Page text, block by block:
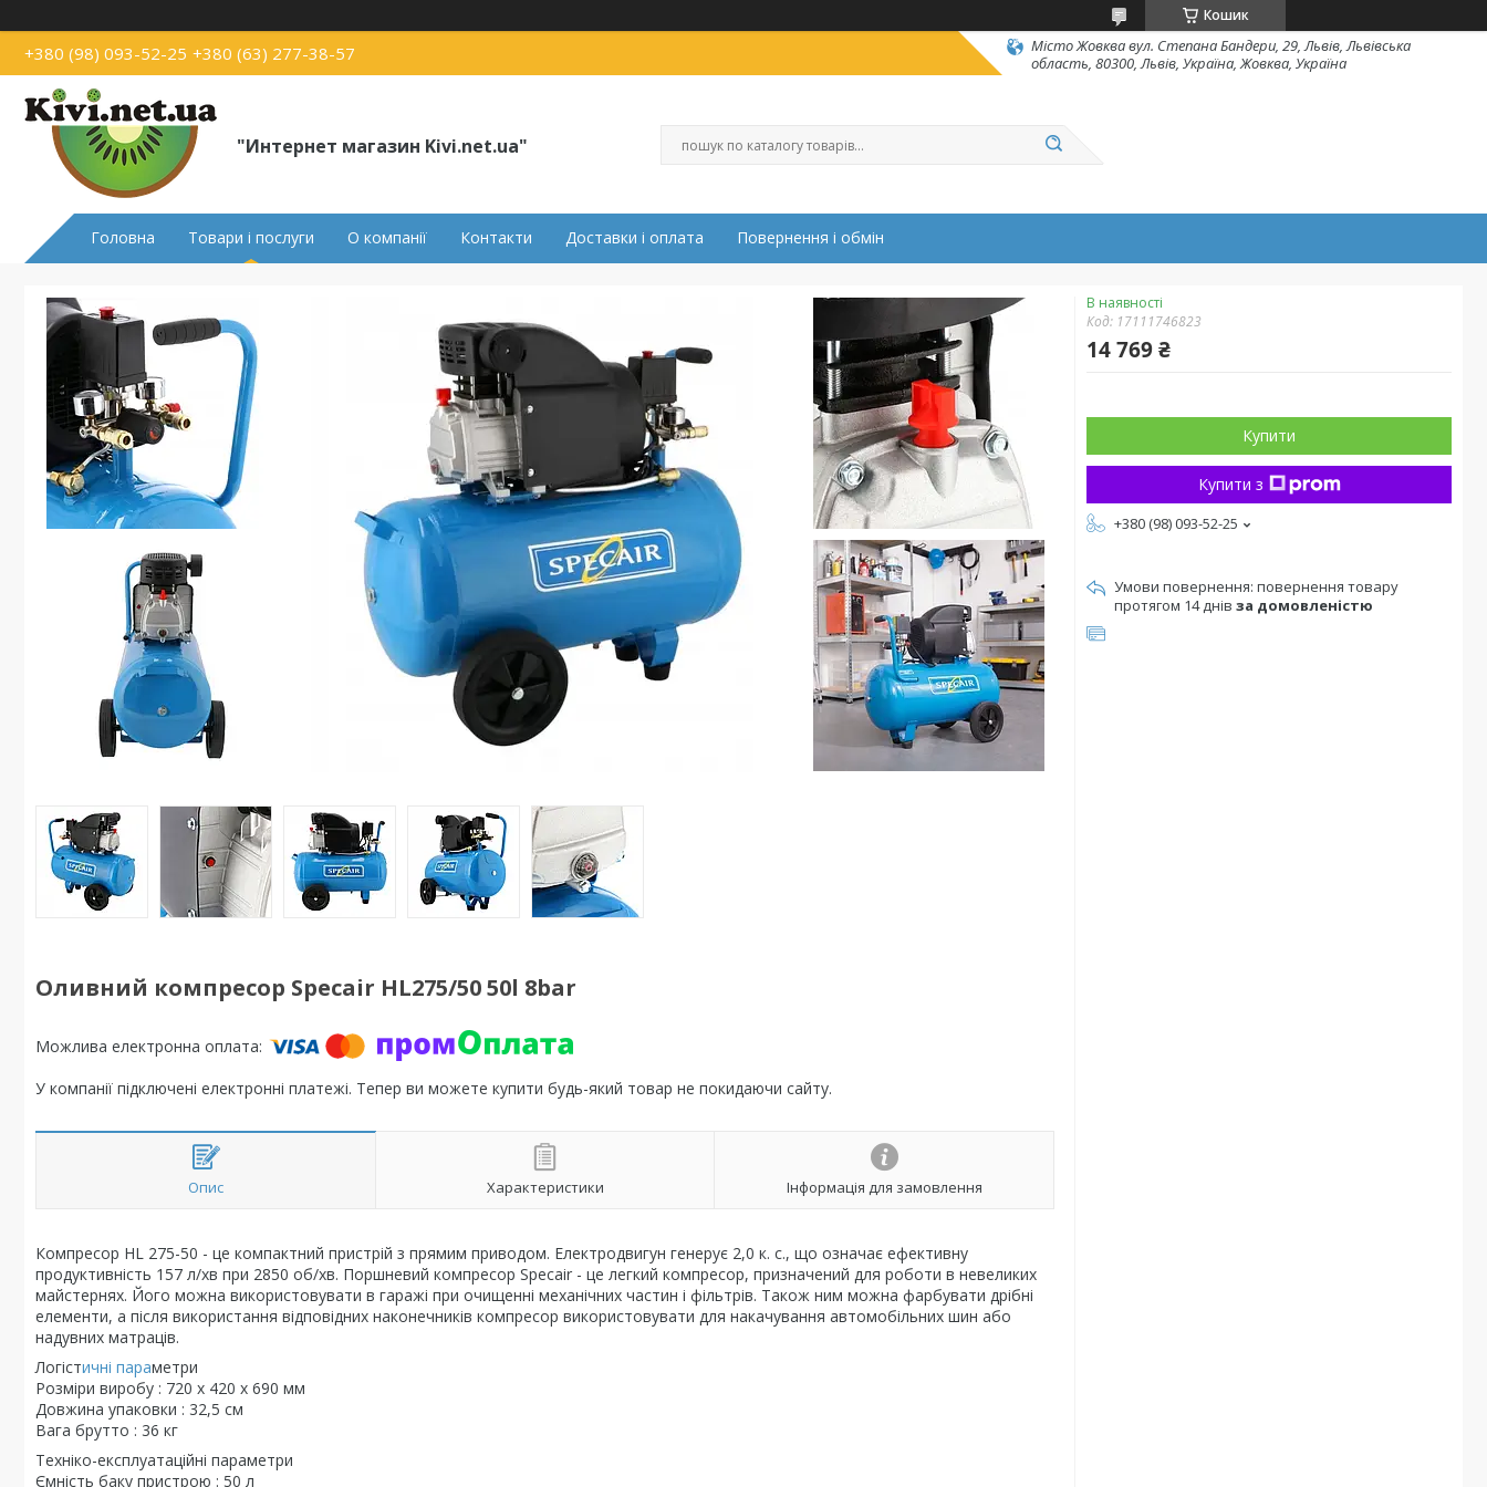
Кошик
+380 (98) 093-52-25 +380 (63) 277-38-57
Місто Жовква вул. Степана Бандери, 29, Львів, Львівська
область, 80300, Львів, Україна, Жовква, Україна
"Интернет магазин Kivi.net.ua"
Головна Товари і послуги О компанії Контакти Доставки і оплата Повернення і обмін
Оливний компресор Specair HL275/50 50l 8bar
У компанії підключені електронні платежі. Тепер ви можете купити будь-який товар не покидаючи сайту.
Опис Характеристики Інформація для замовлення
Компресор HL 275-50 - це компактний пристрій з прямим приводом. Електродвигун генерує 2,0 к. с., що означає ефективну
продуктивність 157 л/хв при 2850 об/хв. Поршневий компресор Specair - це легкий компресор, призначений для роботи в невеликих
майстернях. Його можна використовувати в гаражі при очищенні механічних частин і фільтрів. Також ним можна фарбувати дрібні
елементи, а після використання відповідних наконечників компресор використовувати для накачування автомобільних шин або
надувних матраців.
Логістичні параметри
Розміри виробу : 720 x 420 x 690 мм
Довжина упаковки : 32,5 см
Вага брутто : 36 кг
Техніко-експлуатаційні параметри
Ємність баку пристрою : 50 л
В наявності
Код: 17111746823
14 769 ₴
Купити
Купити з
+380 (98) 093-52-25
повернення товару
протягом 14 днів за домовленістю